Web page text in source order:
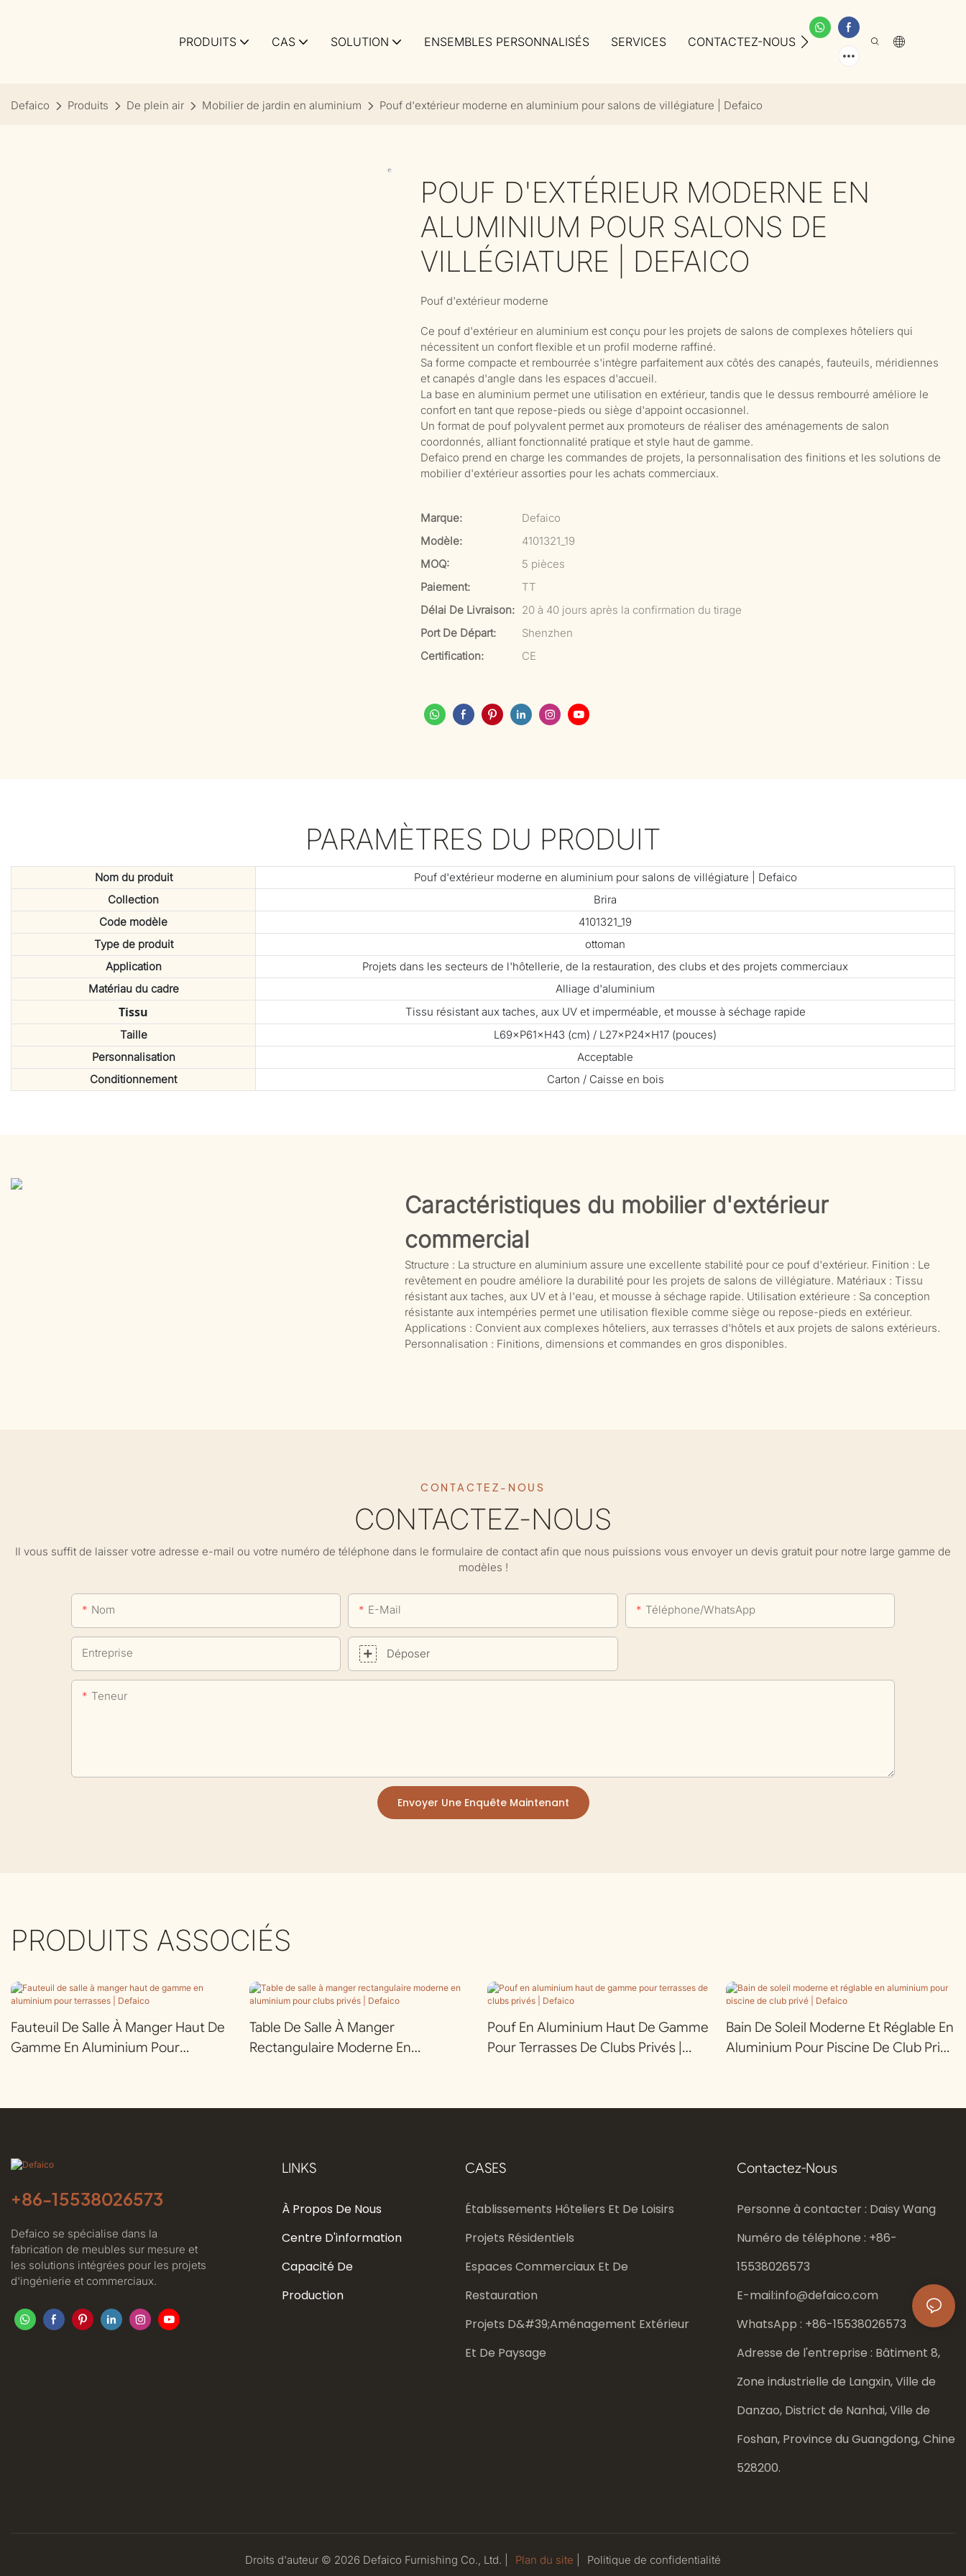
PRODUITS CAS SOLUTION ENSEMBLES PERSONNALISÉS SERVICES CONTACTEZ-NOUS À PROPOS DE NOUS
Defaico Produits De plein air Mobilier de jardin en aluminium Pouf d'extérieur moderne en aluminium pour salons de villégiature | Defaico
POUF D'EXTÉRIEUR MODERNE EN
ALUMINIUM POUR SALONS DE
VILLÉGIATURE | DEFAICO
Pouf d'extérieur moderne
Ce pouf d'extérieur en aluminium est conçu pour les projets de salons de complexes hôteliers qui
nécessitent un confort flexible et un profil moderne raffiné.
Sa forme compacte et rembourrée s'intègre parfaitement aux côtés des canapés, fauteuils, méridiennes
et canapés d'angle dans les espaces d'accueil.
La base en aluminium permet une utilisation en extérieur, tandis que le dessus rembourré améliore le
confort en tant que repose-pieds ou siège d'appoint occasionnel.
Un format de pouf polyvalent permet aux promoteurs de réaliser des aménagements de salon
coordonnés, alliant fonctionnalité pratique et style haut de gamme.
Defaico prend en charge les commandes de projets, la personnalisation des finitions et les solutions de
mobilier d'extérieur assorties pour les achats commerciaux.
Marque:
Defaico
Modèle:
4101321_19
MOQ:
5 pièces
Paiement:
TT
Délai De Livraison: 20 à 40 jours après la confirmation du tirage
Port De Départ:
Shenzhen
Certification:
CE
PARAMÈTRES DU PRODUIT
Nom du produit
Pouf d'extérieur moderne en aluminium pour salons de villégiature | Defaico
Collection
Brira
Code modèle
4101321_19
Type de produit
ottoman
Application
Projets dans les secteurs de l'hôtellerie, de la restauration, des clubs et des projets commerciaux
Matériau du cadre
Alliage d'aluminium
Tissu
Tissu résistant aux taches, aux UV et imperméable, et mousse à séchage rapide
Taille
L69×P61×H43 (cm) / L27×P24×H17 (pouces)
Personnalisation
Acceptable
Conditionnement
Carton / Caisse en bois
Caractéristiques du mobilier d'extérieur
commercial
Structure : La structure en aluminium assure une excellente stabilité pour ce pouf d'extérieur. Finition : Le
revêtement en poudre améliore la durabilité pour les projets de salons de villégiature. Matériaux : Tissu
résistant aux taches, aux UV et à l'eau, et mousse à séchage rapide. Utilisation extérieure : Sa conception
résistante aux intempéries permet une utilisation flexible comme siège ou repose-pieds en extérieur.
Applications : Convient aux complexes hôteliers, aux terrasses d'hôtels et aux projets de salons extérieurs.
Personnalisation : Finitions, dimensions et commandes en gros disponibles.
CONTACTEZ-NOUS
CONTACTEZ-NOUS
Il vous suffit de laisser votre adresse e-mail ou votre numéro de téléphone dans le formulaire de contact afin que nous puissions vous envoyer un devis gratuit pour notre large gamme de
modèles !
Nom E-Mail Téléphone/WhatsApp
Entreprise Déposer
Teneur
Envoyer Une Enquête Maintenant
PRODUITS ASSOCIÉS
Fauteuil De Salle À Manger Haut De
Gamme En Aluminium Pour
Table De Salle À Manger
Rectangulaire Moderne En
Pouf En Aluminium Haut De Gamme
Pour Terrasses De Clubs Privés |
Bain De Soleil Moderne Et Réglable En
Aluminium Pour Piscine De Club Privé
+86-15538026573
Defaico se spécialise dans la
fabrication de meubles sur mesure et
les solutions intégrées pour les projets
d'ingénierie et commerciaux.
LINKS
À Propos De Nous
Centre D'information
Capacité De
Production
CASES
Établissements Hôteliers Et De Loisirs
Projets Résidentiels
Espaces Commerciaux Et De
Restauration
Projets D&#39;aménagement Extérieur
Et De Paysage
Contactez-Nous
Personne à contacter : Daisy Wang
Numéro de téléphone : +86-
15538026573
E-mail:info@defaico.com
WhatsApp : +86-15538026573
Adresse de l'entreprise : Bâtiment 8,
Zone industrielle de Langxin, Ville de
Danzao, District de Nanhai, Ville de
Foshan, Province du Guangdong, Chine
528200.
Droits d'auteur © 2026 Defaico Furnishing Co., Ltd. | Plan du site Politique de confidentialité